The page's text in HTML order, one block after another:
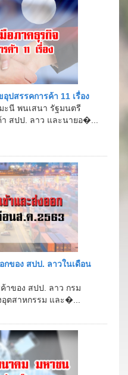
ปสรรคการค้า 11 เรื่อง
ะนี พนเสนา รัฐมนตรี
สปป. ลาว และนายอ�...
กของ สปป. ลาวในเดือน
าของ สปป. ลาว กรม
ตสาหกรรม และ�...